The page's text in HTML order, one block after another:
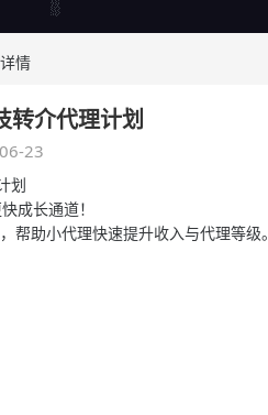
情
转介代理计划
23
划
成长通道！
帮助小代理快速提升收入与代理等级。